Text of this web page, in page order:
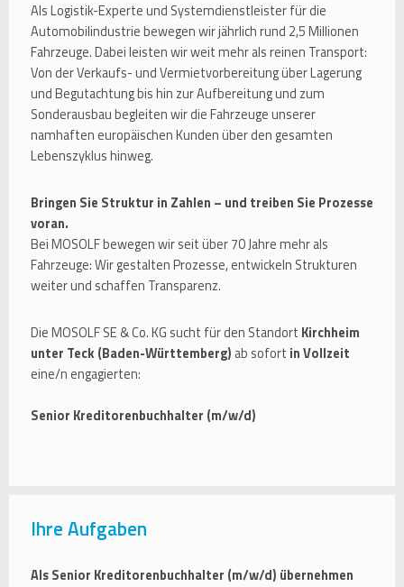
Als Logistik-Experte und Systemdienstleister für die
Automobilindustrie bewegen wir jährlich rund 2,5 Millionen
Fahrzeuge. Dabei leisten wir weit mehr als reinen Transport:
Von der Verkaufs- und Vermietvorbereitung über Lagerung
und Begutachtung bis hin zur Aufbereitung und zum
Sonderausbau begleiten wir die Fahrzeuge unserer
namhaften europäischen Kunden über den gesamten
Lebenszyklus hinweg.
Bringen Sie Struktur in Zahlen – und treiben Sie Prozesse
voran.
Bei MOSOLF bewegen wir seit über 70 Jahre mehr als
Fahrzeuge: Wir gestalten Prozesse, entwickeln Strukturen
weiter und schaffen Transparenz.
Die MOSOLF SE & Co. KG sucht für den Standort Kirchheim
unter Teck (Baden-Württemberg) ab sofort in Vollzeit
eine/n engagierten:
Senior Kreditorenbuchhalter (m/w/d)
Ihre Aufgaben
Als Senior Kreditorenbuchhalter (m/w/d) übernehmen